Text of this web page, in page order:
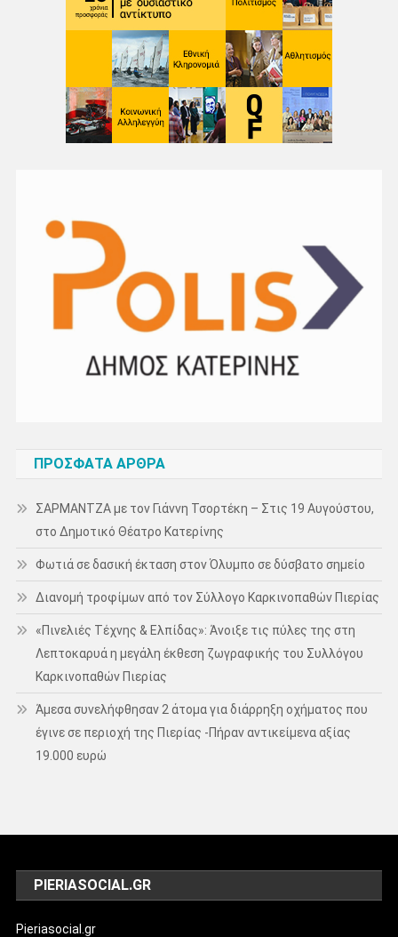
ΠΡΌΣΦΑΤΑ ΆΡΘΡΑ
ΣΑΡΜΑΝΤΖΑ με τον Γιάννη Τσορτέκη – Στις 19 Αυγούστου,
στο Δημοτικό Θέατρο Κατερίνης
Φωτιά σε δασική έκταση στον Όλυμπο σε δύσβατο σημείο
Διανομή τροφίμων από τον Σύλλογο Καρκινοπαθών Πιερίας
«Πινελιές Τέχνης & Ελπίδας»: Άνοιξε τις πύλες της στη
Λεπτοκαρυά η μεγάλη έκθεση ζωγραφικής του Συλλόγου
Καρκινοπαθών Πιερίας
Άμεσα συνελήφθησαν 2 άτομα για διάρρηξη οχήματος που
έγινε σε περιοχή της Πιερίας -Πήραν αντικείμενα αξίας
19.000 ευρώ
PIERIASOCIAL.GR
Pieriasocial.gr